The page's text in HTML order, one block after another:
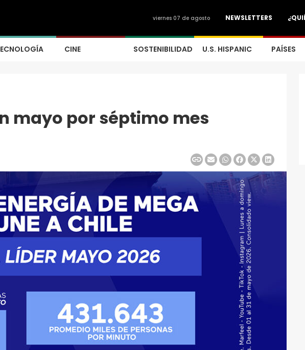
NEWSLETTERS
viernes 07 de agosto
CINE SOSTENIBILIDAD U.S. HISPANIC PAÍSES
mayo por séptimo mes